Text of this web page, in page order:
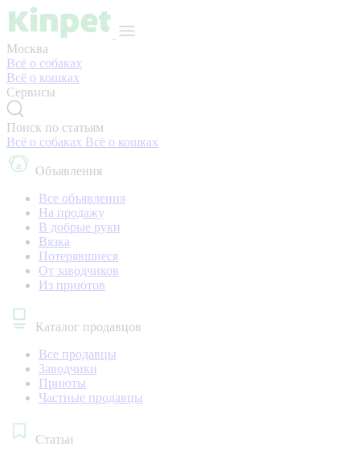
Москва
Всё о собаках
Всё о кошках
Сервисы
Поиск по статьям
Всё о собаках Всё о кошках
Объявления
Все объявления
На продажу
В добрые руки
Вязка
Потерявшиеся
От заводчиков
Из приютов
Каталог продавцов
Все продавцы
Заводчики
Приюты
Частные продавцы
Статьи